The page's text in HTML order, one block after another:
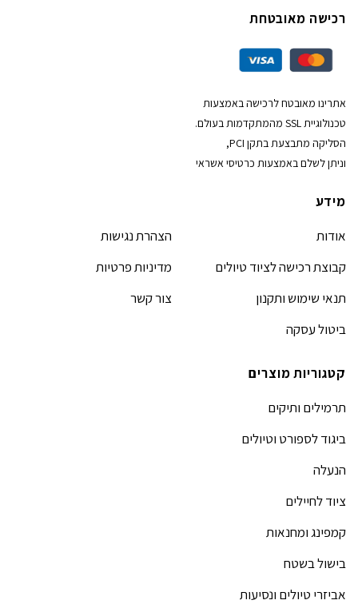
רכישה מאובטחת
אתרינו מאובטח לרכישה באמצעות
טכנולוגיית SSL מהמתקדמות בעולם.
הסליקה מתבצעת בתקן PCI,
וניתן לשלם באמצעות כרטיסי אשראי
מידע
אודות
קבוצת רכישה לציוד טיולים
תנאי שימוש ותקנון
ביטול עסקה
הצהרת נגישות
מדיניות פרטיות
צור קשר
קטגוריות מוצרים
תרמילים ותיקים
ביגוד לספורט וטיולים
הנעלה
ציוד לחיילים
קמפינג ומחנאות
בישול בשטח
אביזרי טיולים ונסיעות